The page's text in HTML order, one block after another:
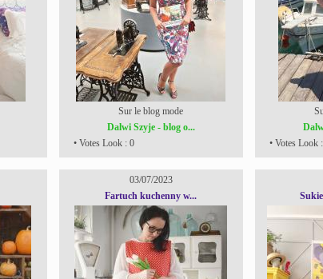
Sur le blog mode
Dalwi Szyje - blog o...
• Votes Look : 0
• Votes Look
03/07/2023
Fartuch kuchenny w...